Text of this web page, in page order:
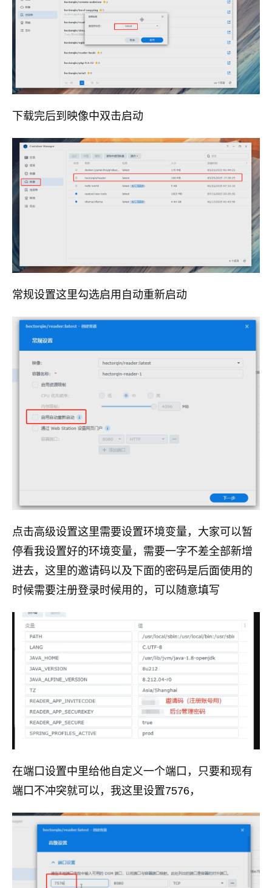
下载完后到映像中双击启动
常规设置这里勾选启用自动重新启动
点击高级设置这里需要设置环境变量，大家可以暂
停看我设置好的环境变量，需要一字不差全部新增
进去，这里的邀请码以及下面的密码是后面使用的
时候需要注册登录时候用的，可以随意填写
在端口设置中里给他自定义一个端口，只要和现有
端口不冲突就可以，我这里设置7576，